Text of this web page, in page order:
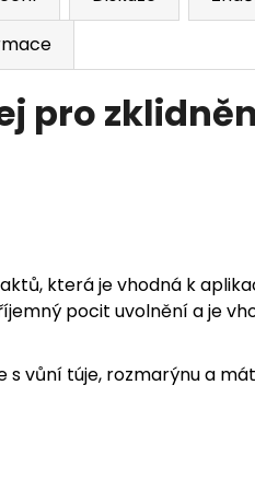
pro
která je vhodná k
pocit uvolnění a je
s vůní túje, rozmarýnu a